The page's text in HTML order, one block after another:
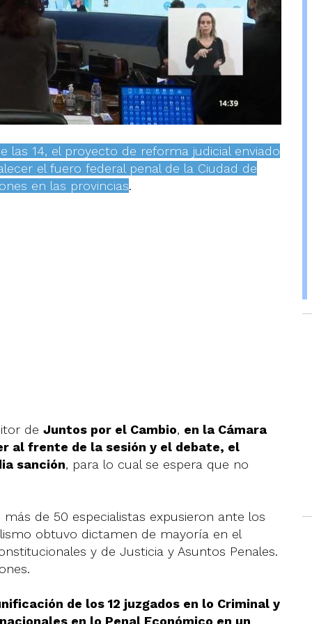
las 14, el proyecto de reforma judicial enviado
el fuero federal penal de la Ciudad de
en las provincias.
de Juntos por el Cambio, en la Cámara
al frente de la sesión y el debate, el
sanción, para lo cual se espera que no
de 50 especialistas expusieron ante los
obtuvo dictamen de mayoría en el
y de Justicia y Asuntos Penales.
de los 12 juzgados en lo Criminal y
en lo Penal Económico en un